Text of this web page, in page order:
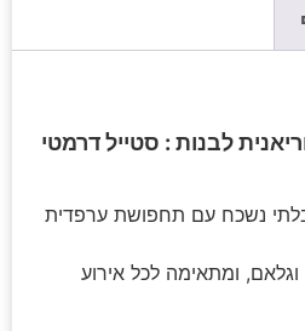
לבנות : סטייל דרמטי
נשכח עם תחפושת ערפדית
ומתאימה לכל אירוע